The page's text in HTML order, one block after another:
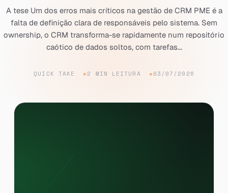
A tese Um dos erros mais críticos na gestão de CRM PME é a
falta de definição clara de responsáveis pelo sistema. Sem
ownership, o CRM transforma-se rapidamente num repositório
caótico de dados soltos, com tarefas...
QUICK TAKE 2 MIN LEITURA 03/07/2026